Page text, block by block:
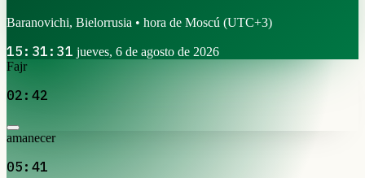
Baranovichi, Bielorrusia • hora de Moscú (UTC+3)
15:31:31 jueves, 6 de agosto de 2026
Fajr
02:42
amanecer
05:41